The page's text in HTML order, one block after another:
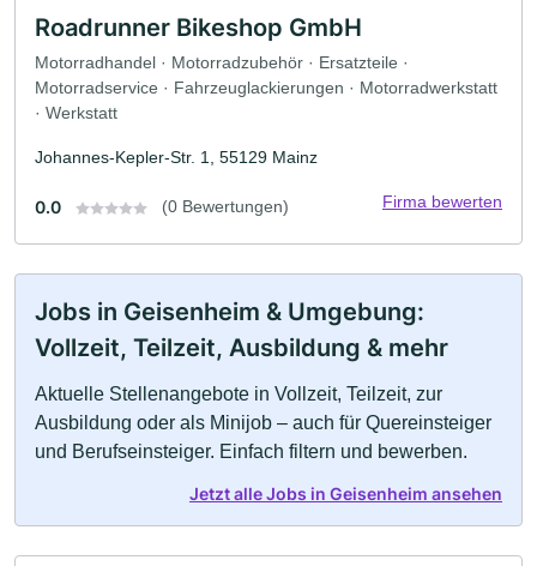
Roadrunner Bikeshop GmbH
Motorradhandel · Motorradzubehör · Ersatzteile ·
Motorradservice · Fahrzeuglackierungen · Motorradwerkstatt
· Werkstatt
Johannes-Kepler-Str. 1, 55129 Mainz
0.0 (0 Bewertungen) Firma bewerten
Jobs in Geisenheim & Umgebung:
Vollzeit, Teilzeit, Ausbildung & mehr
Aktuelle Stellenangebote in Vollzeit, Teilzeit, zur
Ausbildung oder als Minijob – auch für Quereinsteiger
und Berufseinsteiger. Einfach filtern und bewerben.
Jetzt alle Jobs in Geisenheim ansehen